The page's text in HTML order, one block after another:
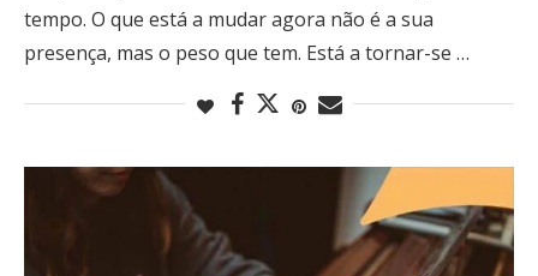
tempo. O que está a mudar agora não é a sua
presença, mas o peso que tem. Está a tornar-se …